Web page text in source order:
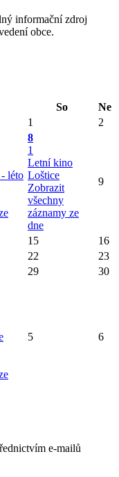
informační zdroj
obce.
So
Ne
1 2
léto
8
1
Letní kino
Loštice
Zobrazit
všechny
záznamy ze
dne
9
15
16
22
23
29 30
5 6
e-mailů